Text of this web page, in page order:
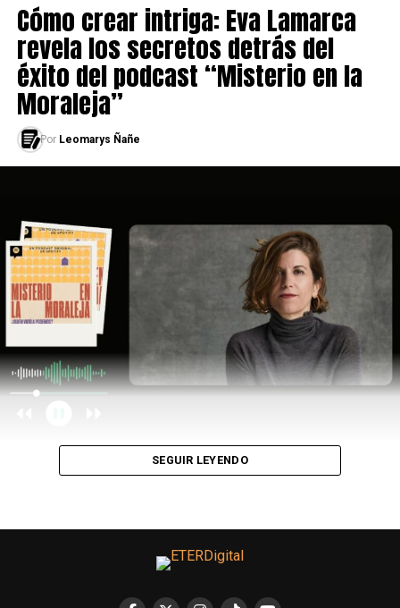
Cómo crear intriga: Eva Lamarca
revela los secretos detrás del
éxito del podcast “Misterio en la
Moraleja”
Por Leomarys Ñañe
SEGUIR LEYENDO